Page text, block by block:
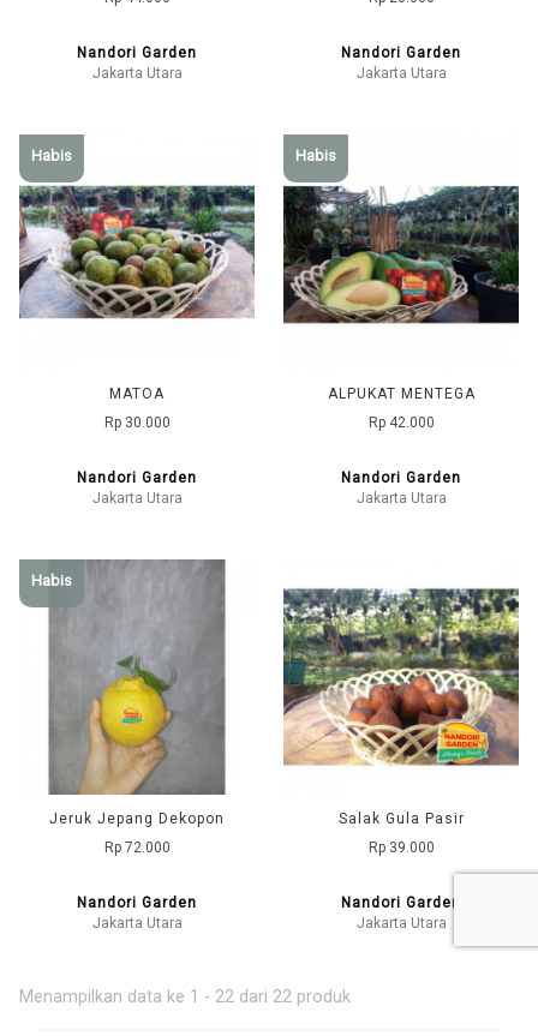
Nandori Garden
Jakarta Utara
Nandori Garden
Jakarta Utara
Habis
MATOA
Rp 30.000
Nandori Garden
Jakarta Utara
Habis
ALPUKAT MENTEGA
Rp 42.000
Nandori Garden
Jakarta Utara
Habis
Jeruk Jepang Dekopon
Rp 72.000
Nandori Garden
Jakarta Utara
Salak Gula Pasir
Rp 39.000
Nandori Garden
Jakarta Utara
Menampilkan data ke 1 - 22 dari 22 produk